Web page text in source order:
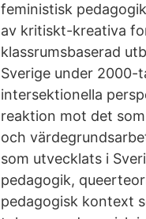
feministisk
av kritiskt-kreativa
klassrumsbaserad
Sverige under 2000-
intersektionella
reaktion mot det
och
som utvecklats i
pedagogik,
pedagogisk kontext